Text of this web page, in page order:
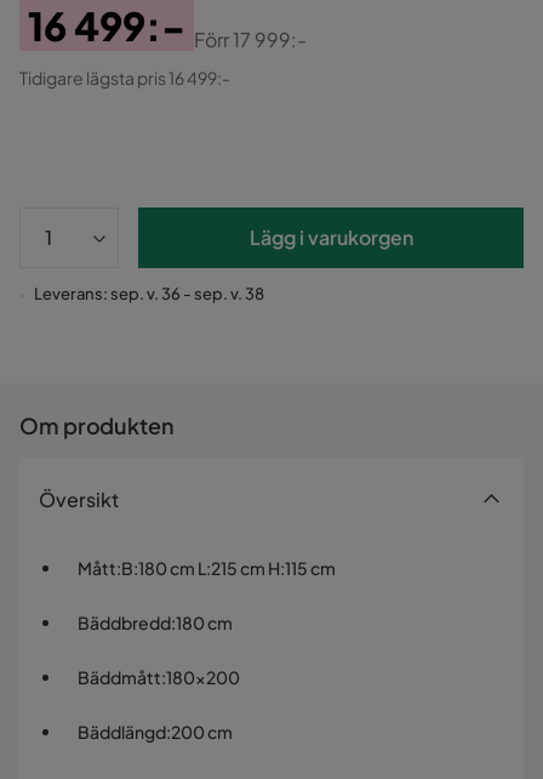
Pris
16 499:-
Original
Förr17 999:-
Tidigare lägsta pris 16 499:-
Lägg i varukorgen
Leverans: sep. v. 36 - sep. v. 38
Om produkten
Översikt
Mått:B:180 cm L:215 cm H:115 cm
Bäddbredd:180 cm
Bäddmått:180x200
Bäddlängd:200 cm